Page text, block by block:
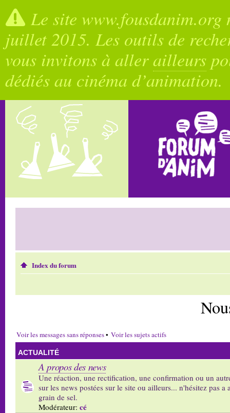
Le site
juillet 2015. Les outils de
vous invitons à allerailleurs
dédiés au cinéma d’animation.
Index du forum
Voir les messages sans réponses• Voir les sujets actifs
ACTUALITÉ
A propos des news
Une réaction, une rectification, une confirmation ou un
sur les news postées sur le site ou ailleurs... n'hésitez pas a
grain de sel.
Modérateur: cé